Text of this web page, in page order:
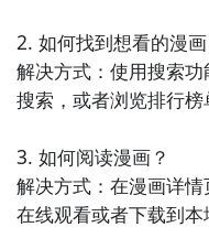
APP，用户可以在这里
以享受丰富的漫画作
之一，它提供了海量的
画作品可供选择，用
界。
2. 如何找到想看的漫画
解决方式：使用搜索
搜索，或者浏览排行榜
3. 如何阅读漫画？
解决方式：在漫画详
在线观看或者下载到本